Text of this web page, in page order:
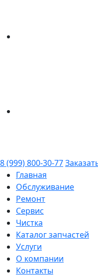
8 (999) 800-30-77
Главная
Обслуживание
Ремонт
Сервис
Чистка
Каталог запчастей
Услуги
О компании
Контакты